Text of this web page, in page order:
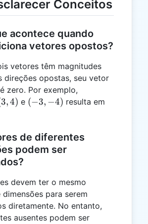
Conceitos
acontece quando
vetores opostos?
vetores têm magnitudes
direções opostas, seu vetor
zero. Por exemplo,
3,4) e (-3,
(−3, −4) resulta em
de diferentes
podem ser
devem ter o mesmo
dimensões para serem
diretamente. No entanto,
ausentes podem ser